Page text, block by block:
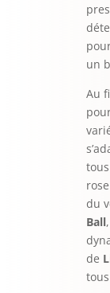
un
Au
du
Ball
de